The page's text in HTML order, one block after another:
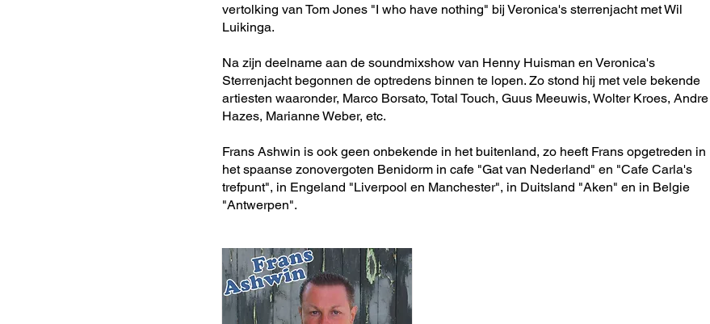
vertolking van Tom Jones "I who have nothing" bij Veronica's sterrenjacht met Wil
Luikinga.
Na zijn deelname aan de soundmixshow van Henny Huisman en Veronica's
Sterrenjacht begonnen de optredens binnen te lopen. Zo stond hij met vele bekende
artiesten waaronder, Marco Borsato, Total Touch, Guus Meeuwis, Wolter Kroes, Andre
Hazes, Marianne Weber, etc.
Frans Ashwin is ook geen onbekende in het buitenland, zo heeft Frans opgetreden in
het spaanse zonovergoten Benidorm in cafe "Gat van Nederland" en "Cafe Carla's
trefpunt", in Engeland "Liverpool en Manchester", in Duitsland "Aken" en in Belgie
"Antwerpen".